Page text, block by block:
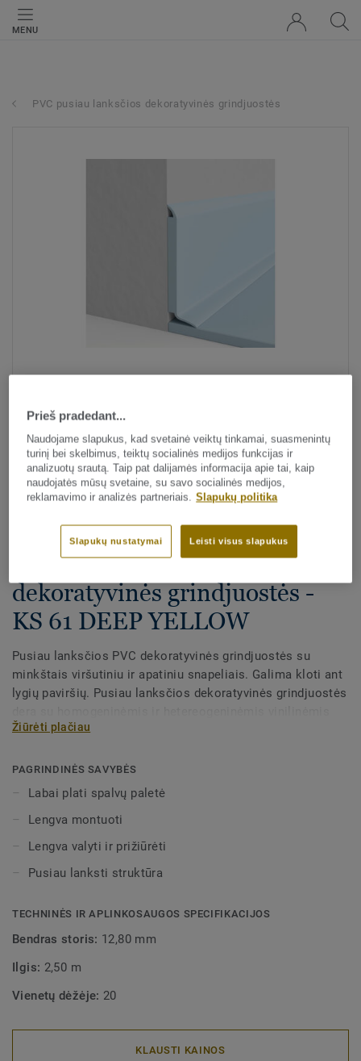
MENU
PVC pusiau lanksčios dekoratyvinės grindjuostės
Visi dekorai (29)
Visi priedai|Apdaila|Grindjuostės
PVC pusiau lanksčios
dekoratyvinės grindjuostės -
KS 61 DEEP YELLOW
Pusiau lanksčios PVC dekoratyvinės grindjuostės su
minkštais viršutiniu ir apatiniu snapeliais. Galima kloti ant
lygių paviršių. Pusiau lanksčios dekoratyvinės grindjuostės
ruloninėmis grindų dangomis. Pusiau lanksčios
jas galima labai lengvai derinti su kitomis "Tarkett" grindų
dangomis. Dėl pusiau lanksčios struktūros, jas labai
lengva montuoti.
Žiūrėti plačiau
PAGRINDINĖS SAVYBĖS
Labai plati spalvų paletė
Lengva montuoti
Lengva valyti ir prižiūrėti
Pusiau lanksti struktūra
TECHNINĖS IR APLINKOSAUGOS SPECIFIKACIJOS
Bendras storis: 12,80 mm
Ilgis: 2,50 m
Vienetų dėžėje: 20
KLAUSTI KAINOS
Prieš pradedant...
Naudojame slapukus, kad svetainė veiktų tinkamai, suasmenintų
turinį bei skelbimus, teiktų socialinės medijos funkcijas ir
analizuotų srautą. Taip pat dalijamės informacija apie tai, kaip
naudojatės mūsų svetaine, su savo socialinės medijos,
reklamavimo ir analizės partneriais. Slapukų politika
Leisti visus slapukus
Slapukų nustatymai